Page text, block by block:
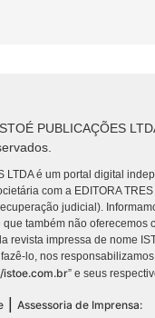
PUBLICAÇÕES
LTDA é um portal digital
com a EDITORA
judicial).
também não oferecemos
revista impressa de nome
lo, nos
istoe.com.br” e seus
Assessoria de Imprensa: